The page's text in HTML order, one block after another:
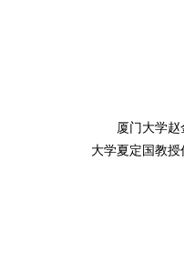
厦门大学
大学夏定国教